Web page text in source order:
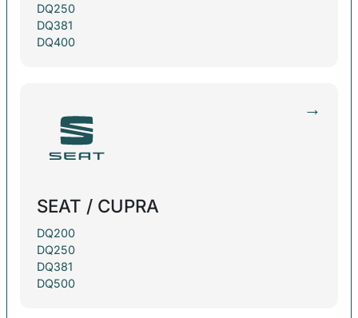
DQ250
DQ381
DQ400
SEAT / CUPRA
DQ200
DQ250
DQ381
DQ500
→